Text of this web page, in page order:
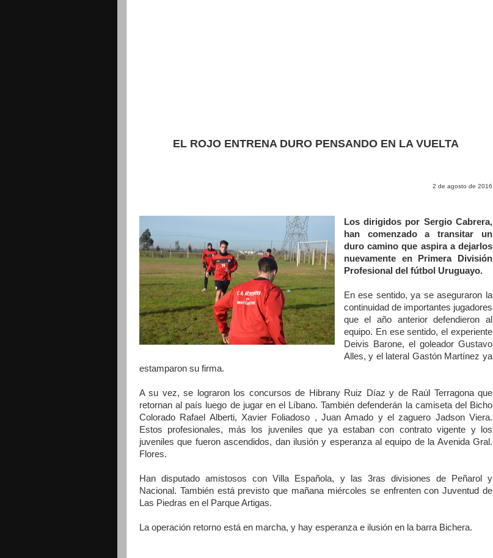
EL ROJO ENTRENA DURO PENSANDO EN LA VUELTA
2 de agosto de 2016
Los dirigidos por Sergio Cabrera,
han comenzado a transitar un
duro camino que aspira a dejarlos
nuevamente en Primera División
Profesional del fútbol Uruguayo.
En ese sentido, ya se aseguraron la
continuidad de importantes jugadores
que el año anterior defendieron al
equipo. En ese sentido, el experiente
Deivis Barone, el goleador Gustavo
Alles, y el lateral Gastón Martínez ya
estamparon su firma.
A su vez, se lograron los concursos de Hibrany Ruiz Díaz y de Raúl Terragona que
retornan al país luego de jugar en el Líbano. También defenderán la camiseta del Bicho
Colorado Rafael Alberti, Xavier Foliadoso , Juan Amado y el zaguero Jadson Viera.
Estos profesionales, más los juveniles que ya estaban con contrato vigente y los
juveniles que fueron ascendidos, dan ilusión y esperanza al equipo de la Avenida Gral.
Flores.
Han disputado amistosos con Villa Española, y las 3ras divisiones de Peñarol y
Nacional. También está previsto que mañana miércoles se enfrenten con Juventud de
Las Piedras en el Parque Artigas.
La operación retorno está en marcha, y hay esperanza e ilusión en la barra Bichera.